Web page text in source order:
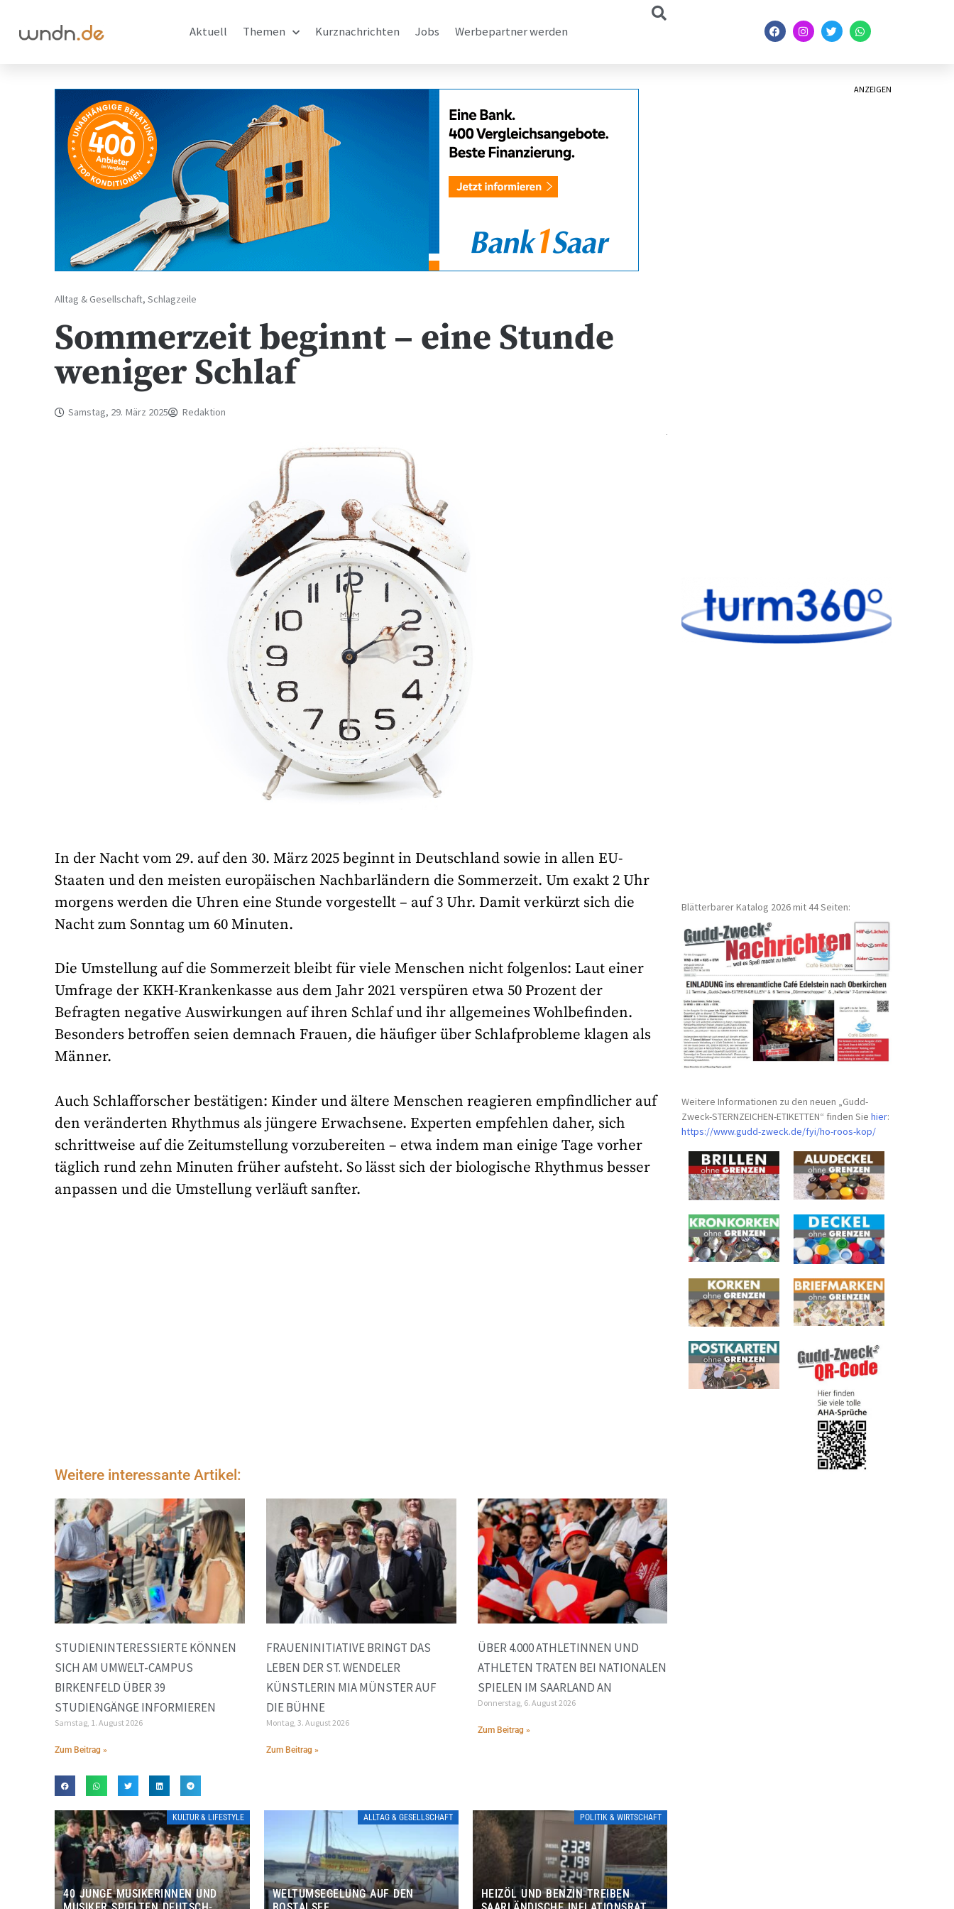
Aktuell Themen Kurznachrichten Jobs Werbepartner werden
Alltag & Gesellschaft,Schlagzeile
Sommerzeit beginnt – eine Stunde
weniger Schlaf
Samstag, 29. März 2025 Redaktion
In der Nacht vom 29. auf den 30. März 2025 beginnt in Deutschland sowie in allen EU-
Staaten und den meisten europäischen Nachbarländern die Sommerzeit. Um exakt 2 Uhr
morgens werden die Uhren eine Stunde vorgestellt – auf 3 Uhr. Damit verkürzt sich die
Nacht zum Sonntag um 60 Minuten.
Die Umstellung auf die Sommerzeit bleibt für viele Menschen nicht folgenlos: Laut einer
Umfrage der KKH-Krankenkasse aus dem Jahr 2021 verspüren etwa 50 Prozent der
Befragten negative Auswirkungen auf ihren Schlaf und ihr allgemeines Wohlbefinden.
Besonders betroffen seien demnach Frauen, die häufiger über Schlafprobleme klagen als
Männer.
Auch Schlafforscher bestätigen: Kinder und ältere Menschen reagieren empfindlicher auf
den veränderten Rhythmus als jüngere Erwachsene. Experten empfehlen daher, sich
schrittweise auf die Zeitumstellung vorzubereiten – etwa indem man einige Tage vorher
täglich rund zehn Minuten früher aufsteht. So lässt sich der biologische Rhythmus besser
anpassen und die Umstellung verläuft sanfter.
Weitere interessante Artikel:
STUDIENINTERESSIERTE KÖNNEN
SICH AM UMWELT-CAMPUS
BIRKENFELD ÜBER 39
STUDIENGÄNGE INFORMIEREN
Samstag, 1. August 2026
Zum Beitrag »
FRAUENINITIATIVE BRINGT DAS
LEBEN DER ST. WENDELER
KÜNSTLERIN MIA MÜNSTER AUF
DIE BÜHNE
Montag, 3. August 2026
Zum Beitrag »
ÜBER 4.000 ATHLETINNEN UND
ATHLETEN TRATEN BEI NATIONALEN
SPIELEN IM SAARLAND AN
Donnerstag, 6. August 2026
Zum Beitrag »
KULTUR & LIFESTYLE
40 JUNGE MUSIKERINNEN UND
ALLTAG & GESELLSCHAFT
WELTUMSEGELUNG AUF DEN
POLITIK & WIRTSCHAFT
HEIZÖL UND BENZIN TREIBEN
ANZEIGEN
Blätterbarer Katalog 2026 mit 44 Seiten:
Weitere Informationen zu den neuen „Gudd-
Zweck-STERNZEICHEN-ETIKETTEN“ finden Siehier:
https://www.gudd-zweck.de/fyi/ho-roos-kop/